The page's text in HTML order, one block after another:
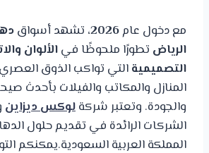
مع دخول عام2026، تشهد أسواق
الرياض تطورًا ملحوظًا فيالألوان
التصميميةالتي تواكب الذوق
المنازل والمكاتب والفيلات بأحدث
والجودة. وتعتبر شركةلوكسديزاين
الشركات الرائدة في تقديم حلول
المملكة العربية السعودية.يمكنكم